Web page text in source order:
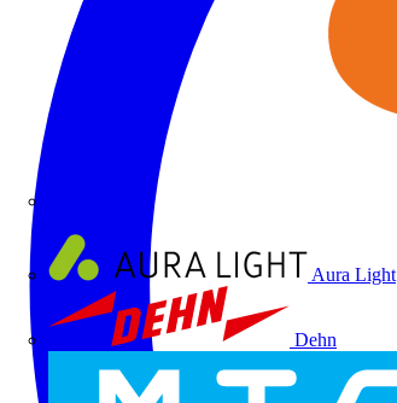
Aura Light
Dehn